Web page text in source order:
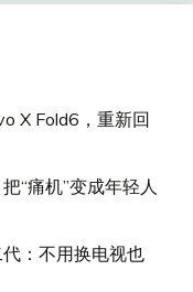
X Fold6，重新回
“痛机”变成年轻人
：不用换电视也